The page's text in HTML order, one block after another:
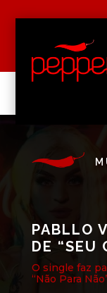
PABLLO
DE “SEU
O single faz
“Não Para